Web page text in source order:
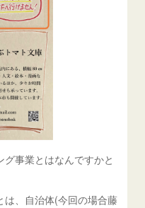
事業とはなんですかと
は、自治体(今回の場合藤